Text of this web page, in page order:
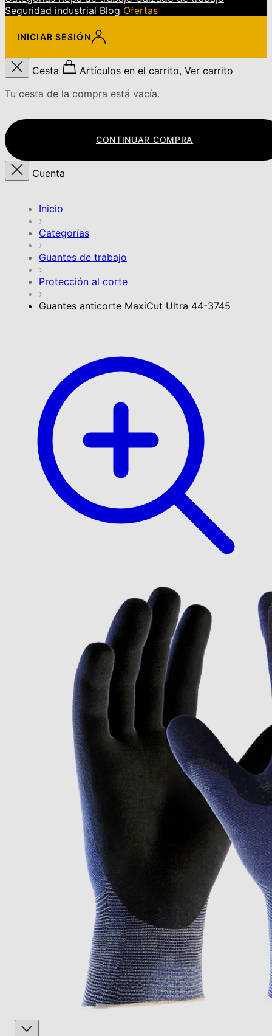
Seguridad industrial Blog Ofertas
INICIAR SESIÓN
Cesta
Artículos en el carrito, Ver carrito
Tu cesta de la compra está vacía.
CONTINUAR COMPRA
Cuenta
Inicio
›
Categorías
›
Guantes de trabajo
›
Protección al corte
›
Guantes anticorte MaxiCut Ultra 44-3745